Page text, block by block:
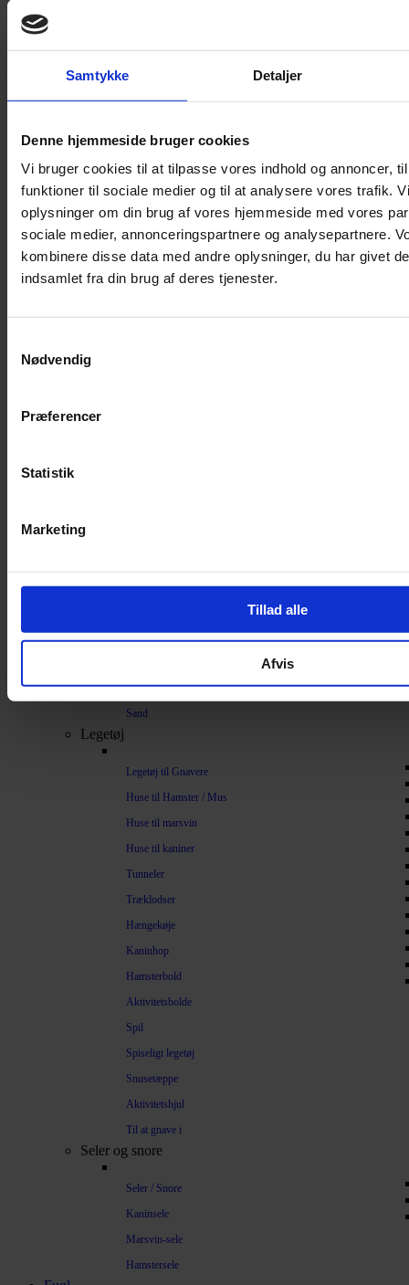
Samtykke Detaljer
Denne hjemmeside bruger cookies
Vi bruger cookies til at tilpasse vores indhold og annoncer,
funktioner til sociale medier og til at analysere vores trafik.
oplysninger om din brug af vores hjemmeside med vores
sociale medier, annonceringspartnere og analysepartnere.
kombinere disse data med andre oplysninger, du har givet
indsamlet fra din brug af deres tjenester.
Nødvendig
Præferencer
Statistik
Marketing
Tillad alle
Afvis
Bure
Kaninbur
Rottebur
Marsvinebur
Løbegård
Overdækning løbegård
Indretning til bure
Bark
Spelt
Vat
Sand
Legetøj
Legetøj til Gnavere
Huse til Hamster / Mus
Huse til marsvin
Huse til kaniner
Tunneler
Træklodser
Hængekøje
Kaninhop
Hamsterbold
Aktivitetsbolde
Spil
Spiseligt legetøj
Snusetæppe
Aktivitetshjul
Til at gnave i
Seler og snore
Seler / Snore
Kaninsele
Marsvin-sele
Hamstersele